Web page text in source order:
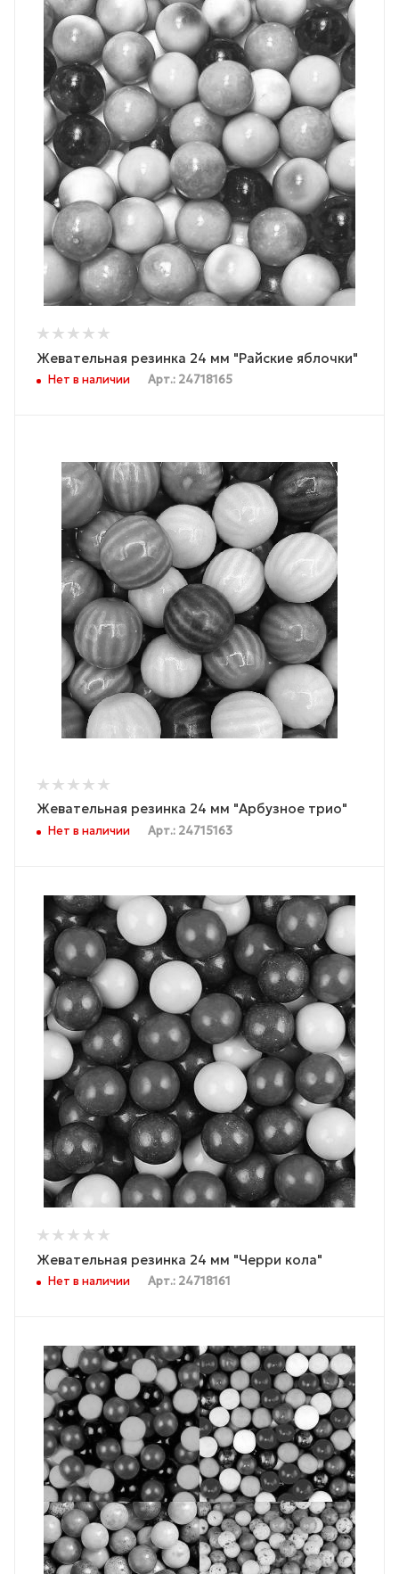
Жевательная резинка 24 мм "Райские яблочки"
Нет в наличии Арт.: 24718165
Жевательная резинка 24 мм "Арбузное трио"
Нет в наличии Арт.: 24715163
Жевательная резинка 24 мм "Черри кола"
Нет в наличии Арт.: 24718161